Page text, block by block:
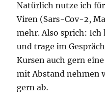
Natürlich nutze ich
Viren (Sars-Cov-2,
mehr. Also sprich: Ich
und trage im
Kursen auch gern
mit Abstand nehmen
gern ab.